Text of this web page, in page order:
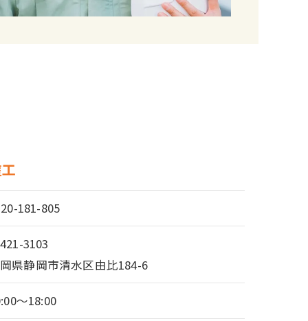
181-805
3103
県静岡市清水区由比184-6
～18:00